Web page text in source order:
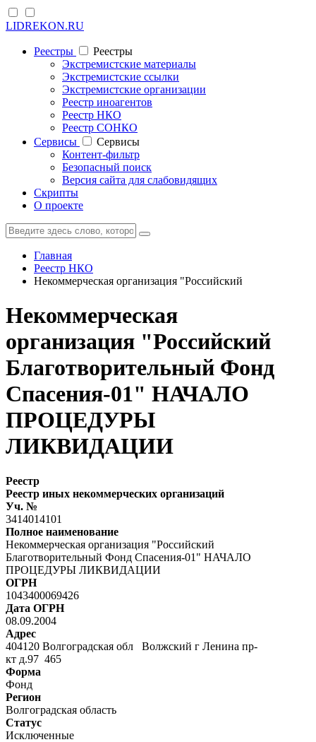
LIDREKON.RU
Реестры
Реестры
Экстремистские материалы
Экстремистские ссылки
Экстремистские организации
Реестр иноагентов
Реестр НКО
Реестр СОНКО
Cервисы
Cервисы
Контент-фильтр
Безопасный поиск
Версия сайта для слабовидящих
Скрипты
О проекте
Главная
Реестр НКО
Некоммерческая организация "Российский
Некоммерческая
организация "Российский
Благотворительный Фонд
Спасения-01" НАЧАЛО
ПРОЦЕДУРЫ
ЛИКВИДАЦИИ
Реестр
Реестр иных некоммерческих организаций
Уч. №
3414014101
Полное наименование
Некоммерческая организация "Российский
Благотворительный Фонд Спасения-01" НАЧАЛО
ПРОЦЕДУРЫ ЛИКВИДАЦИИ
ОГРН
1043400069426
Дата ОГРН
08.09.2004
Адрес
404120 Волгоградская обл Волжский г Ленина пр-
кт д.97 465
Форма
Фонд
Регион
Волгоградская область
Статус
Исключенные